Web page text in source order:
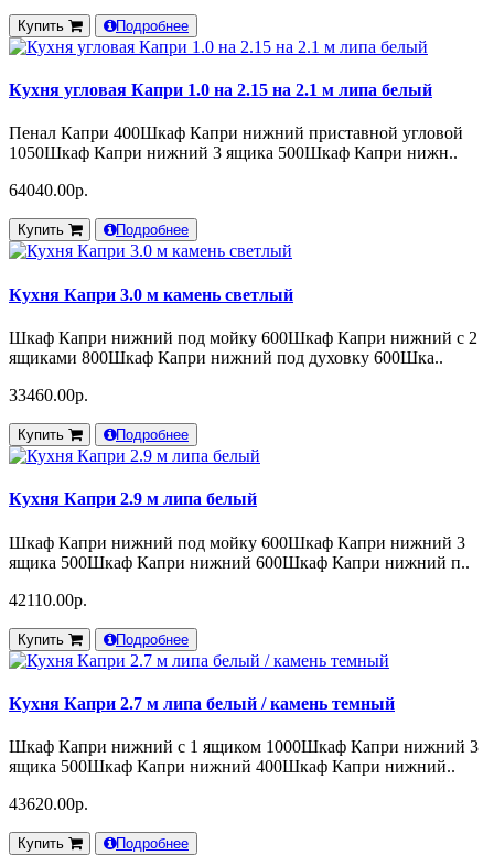
Купить Подробнее
Кухня угловая Капри 1.0 на 2.15 на 2.1 м липа белый
Пенал Капри 400Шкаф Капри нижний приставной угловой
1050Шкаф Капри нижний 3 ящика 500Шкаф Капри нижн..
64040.00р.
Купить Подробнее
Кухня Капри 3.0 м камень светлый
Шкаф Капри нижний под мойку 600Шкаф Капри нижний с 2
ящиками 800Шкаф Капри нижний под духовку 600Шка..
33460.00р.
Купить Подробнее
Кухня Капри 2.9 м липа белый
Шкаф Капри нижний под мойку 600Шкаф Капри нижний 3
ящика 500Шкаф Капри нижний 600Шкаф Капри нижний п..
42110.00р.
Купить Подробнее
Кухня Капри 2.7 м липа белый / камень темный
Шкаф Капри нижний с 1 ящиком 1000Шкаф Капри нижний 3
ящика 500Шкаф Капри нижний 400Шкаф Капри нижний..
43620.00р.
Купить Подробнее